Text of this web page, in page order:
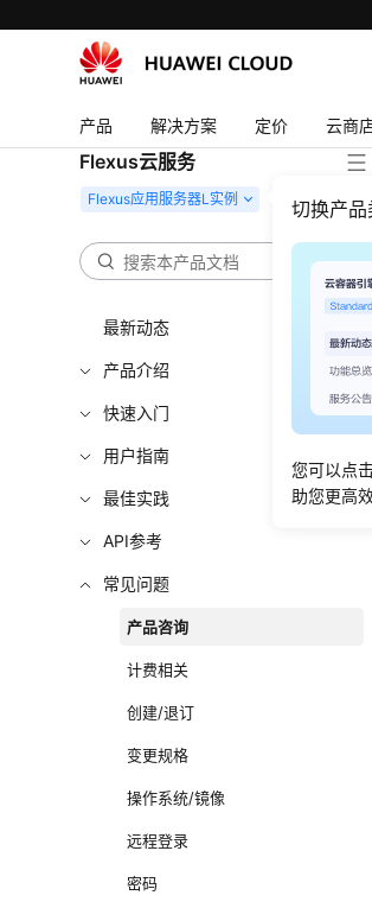
产品 解决方案 定价 云商
Flexus云服务
切换产品
您可以点
助您更高
最新动态
产品介绍
快速入门
用户指南
最佳实践
API参考
常见问题
产品咨询
计费相关
创建/退订
变更规格
操作系统/镜像
远程登录
密码